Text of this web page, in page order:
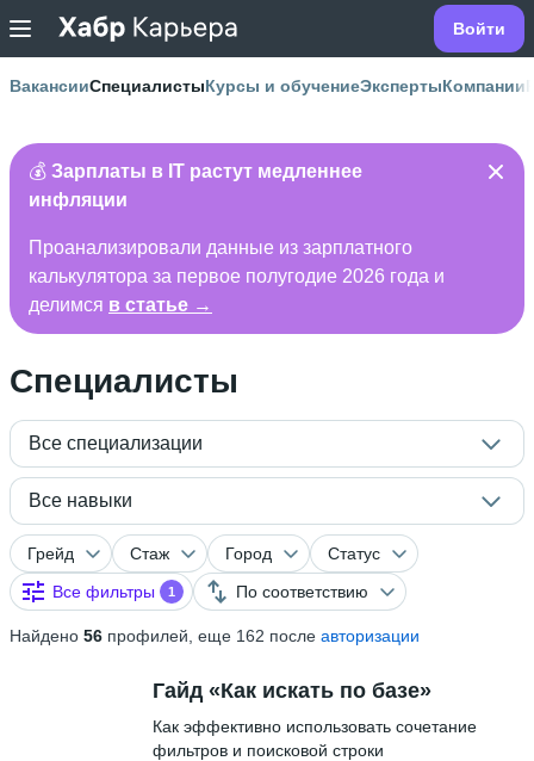
Войти
ВакансииСпециалистыКурсы и обучениеЭкспертыКомпании
💰 Зарплаты в IT растут медленнее
инфляции
Проанализировали данные из зарплатного
калькулятора за первое полугодие 2026 года и
делимся в статье →
Специалисты
Все специализации
Все навыки
Грейд Стаж Город
Статус
Все фильтры
1 По соответствию
Найдено 56 профилей, еще 162 после авторизации
Гайд «Как искать по базе»
Как эффективно использовать сочетание
фильтров и поисковой строки